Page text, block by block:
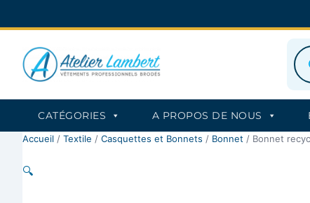
au
de
CATÉGORIES A PROPOS DE NOUS
Accueil / Textile / Casquettes et Bonnets / Bonnet / Bonnet
🔍